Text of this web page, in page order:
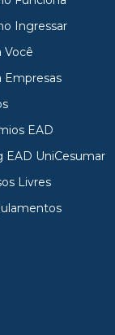
Ingressar
Você
Empresas
EAD
EAD UniCesumar
Livres